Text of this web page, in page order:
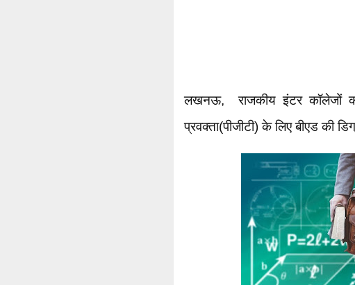
लखनऊ, राजकीय इंटर कॉलेजों
प्रवक्ता(पीजीटी) के लिए बीएड की